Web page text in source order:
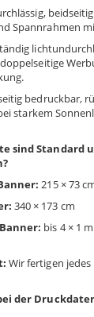
Spannrahmen
bedruckbar,
starkem
sind Standard
215 × 73
340 × 173 cm
bis 4 × 1
Wir fertigen jedes
der